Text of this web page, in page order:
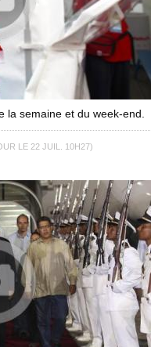
la semaine et du week-end.
LE 22 JUIL. 10H27)